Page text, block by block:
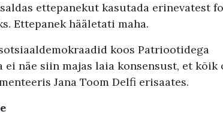
ettepanekut kasutada erinevatest
Ettepanek hääletati maha.
koos Patriootidega
ei näe siin majas laia konsensust, et kõik
Jana Toom Delfi erisaates.